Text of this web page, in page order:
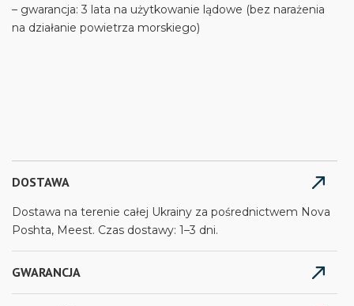
– gwarancja: 3 lata na użytkowanie lądowe (bez narażenia
na działanie powietrza morskiego)
DOSTAWA
Dostawa na terenie całej Ukrainy za pośrednictwem Nova
Poshta, Meest. Czas dostawy: 1–3 dni.
GWARANCJA